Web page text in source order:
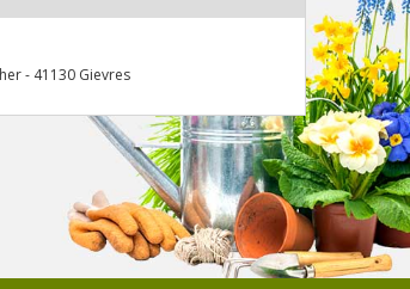
- 41130 Gievres